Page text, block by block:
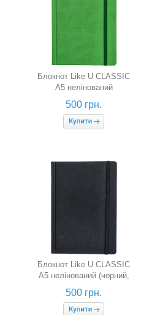
Блокнот Like U CLASSIC
A5 нелінований
(салатовий, 130 г/м2)
500 грн.
Блокнот Like U CLASSIC
A5 нелінований (чорний,
130 г/м2)
500 грн.